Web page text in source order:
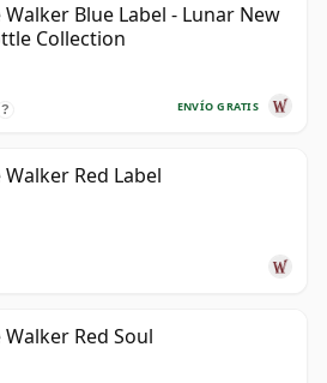
Walker Blue Label - Lunar New
Collection
ENVÍO GRATIS
?
Walker Red Label
Walker Red Soul